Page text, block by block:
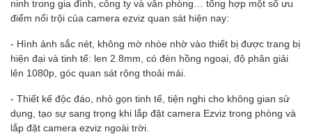
ninh trong gia đình, công ty và văn phòng… tổng hợp một số ưu
điểm nổi trội của camera ezviz quan sát hiện nay:
- Hình ảnh sắc nét, không mờ nhòe nhờ vào thiết bị được trang bị
hiện đại và tinh tế: len 2.8mm, có đèn hồng ngoại, độ phân giải
lên 1080p, góc quan sát rộng thoải mái.
- Thiết kế độc đáo, nhỏ gọn tinh tế, tiện nghi cho không gian sử
dụng, tạo sự sang trọng khi lắp đặt camera Ezviz trong phòng và
lắp đặt camera ezviz ngoài trời.